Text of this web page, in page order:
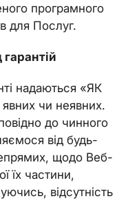
програмного
для Послуг.
надаються «ЯК
явних чи неявних.
до чинного
від будь-
щодо Веб-
їх частини,
відсутність